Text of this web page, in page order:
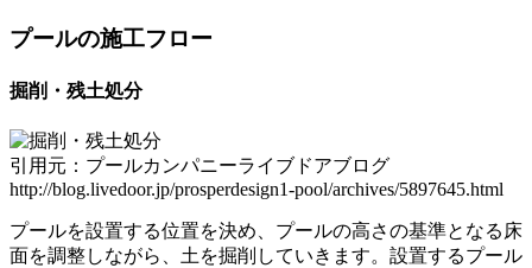
プールの施工フロー
掘削・残土処分
引用元：プールカンパニーライブドアブログ
http://blog.livedoor.jp/prosperdesign1-pool/archives/5897645.html
プールを設置する位置を決め、プールの高さの基準となる床
面を調整しながら、土を掘削していきます。設置するプール